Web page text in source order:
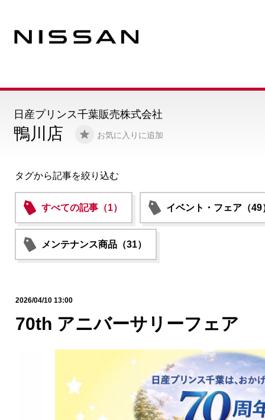
鴨川店 お気に入りに追加
日産プリンス千葉販売株式会社
タグから記事を絞り込む
すべての記事（1） イベント・フェア（49
メンテナンス商品（31）
2026/04/10 13:00
70th アニバーサリーフェア